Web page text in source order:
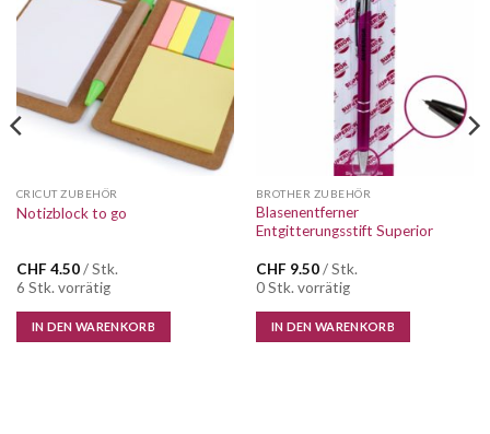
Auf die
Wunschliste
CRICUT ZUBEHÖR
Notizblock to go
CHF 4.50/ Stk.
6 Stk. vorrätig
IN DEN WARENKORB
Wunschliste
BROTHER ZUBEHÖR
Blasenentferner
Entgitterungsstift Superior
CHF 9.50/ Stk.
0 Stk. vorrätig
IN DEN WARENKORB